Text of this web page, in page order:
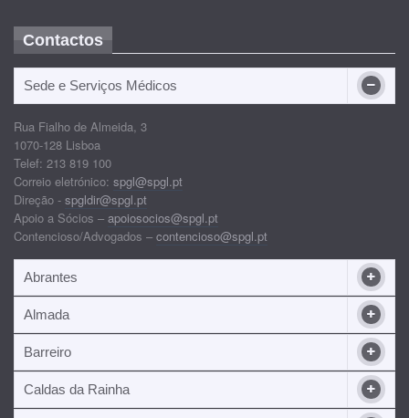
Contactos
Sede e Serviços Médicos
Rua Fialho de Almeida, 3
1070-128 Lisboa
Telef: 213 819 100
Correio eletrónico: spgl@spgl.pt
Direção - spgldir@spgl.pt
Apoio a Sócios – apoiosocios@spgl.pt
Contencioso/Advogados – contencioso@spgl.pt
Abrantes
Almada
Barreiro
Caldas da Rainha